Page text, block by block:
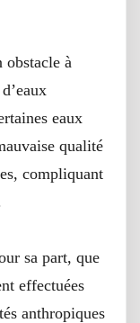
obstacle à
eaux
qualité
compliquant
sa part, que
effectuées
anthropiques